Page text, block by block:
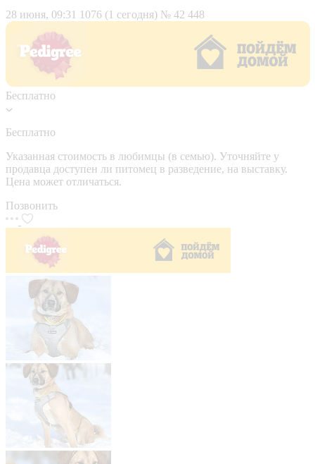
28 июня, 09:31 1076 (1 сегодня) № 42 448
Бесплатно
Бесплатно
Указанная стоимость в любимцы (в семью). Уточняйте у
продавца доступен ли питомец в разведение, на выставку.
Цена может отличаться.
Позвонить